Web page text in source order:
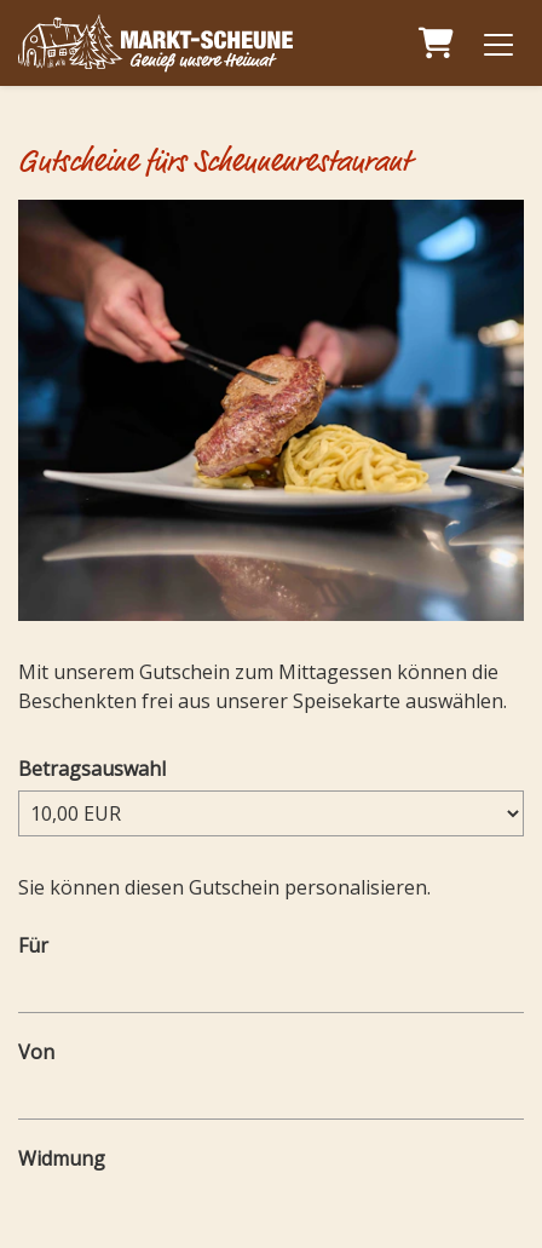
Warenkorb
Gutscheine fürs Scheunenrestaurant
Mit unserem Gutschein zum Mittagessen können die
Beschenkten frei aus unserer Speisekarte auswählen.
Betragsauswahl
Sie können diesen Gutschein personalisieren.
Für
Von
Widmung